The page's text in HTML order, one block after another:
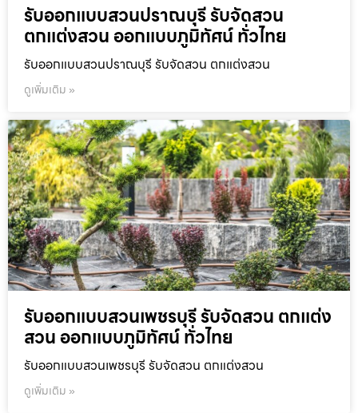
รับออกแบบสวนปราณบุรี รับจัดสวน
ตกแต่งสวน ออกแบบภูมิทัศน์ ทั่วไทย
รับออกแบบสวนปราณบุรี รับจัดสวน ตกแต่งสวน
ดูเพิ่มเติม »
รับออกแบบสวนเพชรบุรี รับจัดสวน ตกแต่ง
สวน ออกแบบภูมิทัศน์ ทั่วไทย
รับออกแบบสวนเพชรบุรี รับจัดสวน ตกแต่งสวน
ดูเพิ่มเติม »